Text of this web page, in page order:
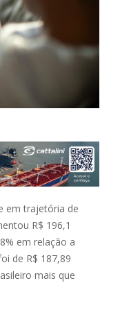
em trajetória de
R$ 196,1
em relação a
de R$ 187,89
mais que